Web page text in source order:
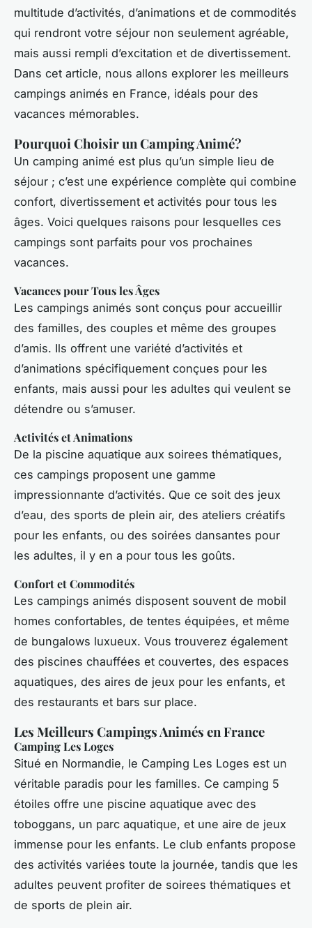
multitude d’activités, d’animations et de commodités
qui rendront votre séjour non seulement agréable,
mais aussi rempli d’excitation et de divertissement.
Dans cet article, nous allons explorer les meilleurs
campings animés en France, idéals pour des
vacances mémorables.
Pourquoi Choisir un Camping Animé?
Un camping animé est plus qu’un simple lieu de
séjour ; c’est une expérience complète qui combine
confort, divertissement et activités pour tous les
âges. Voici quelques raisons pour lesquelles ces
campings sont parfaits pour vos prochaines
vacances.
Vacances pour Tous les Âges
Les campings animés sont conçus pour accueillir
des familles, des couples et même des groupes
d’amis. Ils offrent une variété d’activités et
d’animations spécifiquement conçues pour les
enfants, mais aussi pour les adultes qui veulent se
détendre ou s’amuser.
Activités et Animations
De la piscine aquatique aux soirees thématiques,
ces campings proposent une gamme
impressionnante d’activités. Que ce soit des jeux
d’eau, des sports de plein air, des ateliers créatifs
pour les enfants, ou des soirées dansantes pour
les adultes, il y en a pour tous les goûts.
Confort et Commodités
Les campings animés disposent souvent de mobil
homes confortables, de tentes équipées, et même
de bungalows luxueux. Vous trouverez également
des piscines chauffées et couvertes, des espaces
aquatiques, des aires de jeux pour les enfants, et
des restaurants et bars sur place.
Les Meilleurs Campings Animés en France
Camping Les Loges
Situé en Normandie, le Camping Les Loges est un
véritable paradis pour les familles. Ce camping 5
étoiles offre une piscine aquatique avec des
toboggans, un parc aquatique, et une aire de jeux
immense pour les enfants. Le club enfants propose
des activités variées toute la journée, tandis que les
adultes peuvent profiter de soirees thématiques et
de sports de plein air.